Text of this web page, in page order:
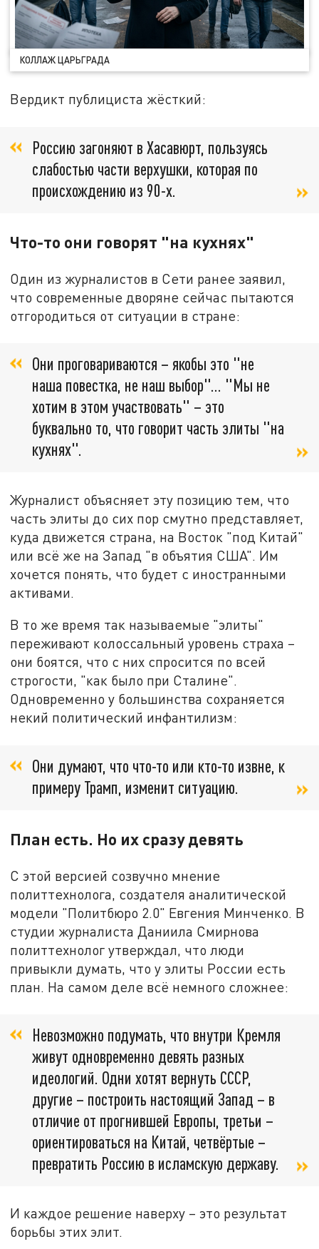
КОЛЛАЖ ЦАРЬГРАДА
Вердикт публициста жёсткий:
Россию загоняют в Хасавюрт, пользуясь
слабостью части верхушки, которая по
происхождению из 90-х.
Что-то они говорят "на кухнях"
Один из журналистов в Сети ранее заявил,
что современные дворяне сейчас пытаются
отгородиться от ситуации в стране:
Они проговариваются – якобы это "не
наша повестка, не наш выбор"… "Мы не
хотим в этом участвовать" – это
буквально то, что говорит часть элиты "на
кухнях".
Журналист объясняет эту позицию тем, что
часть элиты до сих пор смутно представляет,
куда движется страна, на Восток "под Китай"
или всё же на Запад "в объятия США". Им
хочется понять, что будет с иностранными
активами.
В то же время так называемые "элиты"
переживают колоссальный уровень страха –
они боятся, что с них спросится по всей
строгости, "как было при Сталине".
Одновременно у большинства сохраняется
некий политический инфантилизм:
Они думают, что что-то или кто-то извне, к
примеру Трамп, изменит ситуацию.
План есть. Но их сразу девять
С этой версией созвучно мнение
политтехнолога, создателя аналитической
модели "Политбюро 2.0" Евгения Минченко. В
студии журналиста Даниила Смирнова
политтехнолог утверждал, что люди
привыкли думать, что у элиты России есть
план. На самом деле всё немного сложнее:
Невозможно подумать, что внутри Кремля
живут одновременно девять разных
идеологий. Одни хотят вернуть СССР,
другие – построить настоящий Запад – в
отличие от прогнившей Европы, третьи –
ориентироваться на Китай, четвёртые –
превратить Россию в исламскую державу.
И каждое решение наверху – это результат
борьбы этих элит.